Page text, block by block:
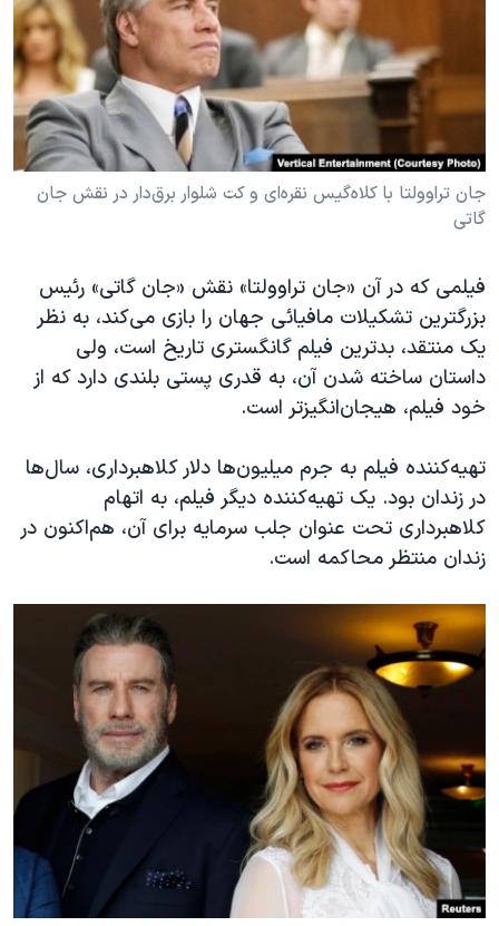
فرهنگ و زندگی
حقوق شهروندی
اقتصادی
علم و فناوری
اسرائیل در جنگ
گالری عکس
انتخابات ریاست جمهوری آمریکا ۲۰۲۴
حمله جمهوری اسلامی به اسرائیل
رمز مهسا
ورزش زنان در ایران
اعتراضات زن، زندگی، آزادی
تریبونال مردمی آبان ۹۸
دادگاه حمید نوری
چهل سال گروگان‌گیری
قانون شفافیت دارائی کادر رهبری ایران
اعتراضات مردمی آبان ۹۸
اسرائیل در جنگ
نرگس محمدی برنده جایزه نوبل صلح
صفحه‌های ویژه
سفر پرزیدنت ترامپ به چین
زبانهای مختلف
جان تراوولتا با کلاه‌گیس نقره‌ای و کت شلوار برق‌دار در نقش جان
گاتی
فیلمی که در آن «جان تراوولتا» نقش «جان گاتی» رئیس
بزرگترین تشکیلات مافیائی جهان را بازی می‌کند، به نظر
یک منتقد، بدترین فیلم گانگستری تاریخ است، ولی
داستان ساخته شدن آن، به قدری پستی بلندی دارد که از
خود فیلم،‌ هیجان‌انگیزتر است.
تهیه‌کننده فیلم به جرم میلیون‌ها دلار کلاهبرداری،‌ سال‌ها
در زندان بود. یک تهیه‌کننده دیگر فیلم، به اتهام
کلاهبرداری تحت عنوان جلب سرمایه برای آن، هم‌اکنون در
زندان منتظر محاکمه است.